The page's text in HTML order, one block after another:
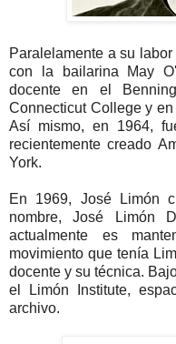
Paralelamente a su
con la bailarina May
docente en el
Connecticut College y
Así mismo, en 1964,
recientemente creado
York.
En 1969, José Limón
nombre, José Limón
actualmente es
movimiento que tenía
docente y su técnica.
el Limón Institute,
archivo.